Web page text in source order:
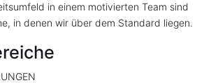
in einem motivierten Team sind
in denen wir über dem Standard liegen.